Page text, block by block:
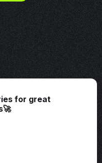
for great